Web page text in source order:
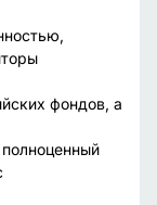
фондов, а